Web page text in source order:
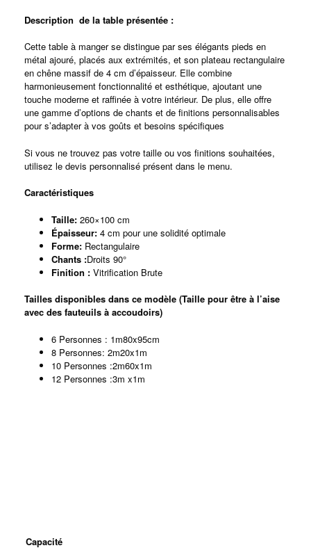
Description de la table présentée :
Cette table à manger se distingue par ses élégants pieds en
métal ajouré, placés aux extrémités, et son plateau rectangulaire
en chêne massif de 4 cm d’épaisseur. Elle combine
harmonieusement fonctionnalité et esthétique, ajoutant une
touche moderne et raffinée à votre intérieur. De plus, elle offre
une gamme d’options de chants et de finitions personnalisables
pour s’adapter à vos goûts et besoins spécifiques
Si vous ne trouvez pas votre taille ou vos finitions souhaitées,
utilisez le devis personnalisé présent dans le menu.
Caractéristiques
Taille: 260×100 cm
Épaisseur: 4 cm pour une solidité optimale
Forme: Rectangulaire
Chants :Droits 90°
Finition : Vitrification Brute
Tailles disponibles dans ce modèle (Taille pour être à l’aise
avec des fauteuils à accoudoirs)
6 Personnes : 1m80x95cm
8 Personnes: 2m20x1m
10 Personnes :2m60x1m
12 Personnes :3m x1m
Capacité